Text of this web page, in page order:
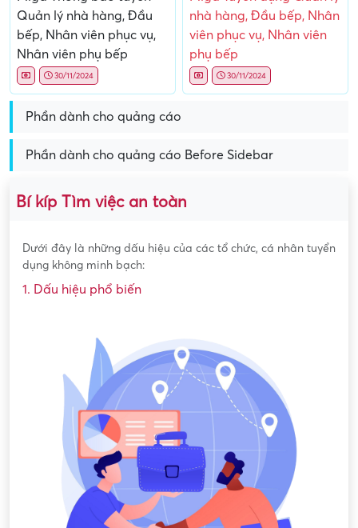
Quản lý nhà hàng, Đầu
bếp, Nhân viên phục vụ,
Nhân viên phụ bếp
30/11/2024
nhà hàng, Đầu bếp, Nhân
viên phục vụ, Nhân viên
phụ bếp
30/11/2024
Phần dành cho quảng cáo
Phần dành cho quảng cáo Before Sidebar
Bí kíp Tìm việc an toàn
Dưới đây là những dấu hiệu của các tổ chức, cá nhân tuyển
dụng không minh bạch:
1. Dấu hiệu phổ biến